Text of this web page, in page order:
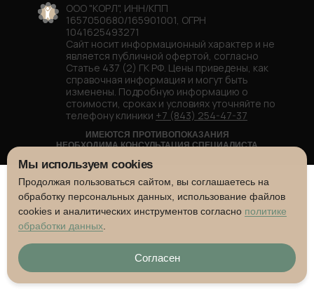
Мы используем cookies
Продолжая пользоваться сайтом, вы соглашаетесь на
обработку персональных данных, использование файлов
cookies и аналитических инструментов согласно политике
обработки данных
Согласен
ООО "КОРЛ", ИНН/КПП
1657050680/165901001, ОГРН
1041625493271
Сайт носит информационный характер и не
является публичной офертой, согласно
Статье 437 (2) ГК РФ. Цены приведены, как
справочная информация и могут быть
изменены. Подробную информацию о
стоимости, сроках и условиях уточняйте по
телефону клиники +7 (843) 254-47-37
ИМЕЮТСЯ ПРОТИВОПОКАЗАНИЯ
НЕОБХОДИМА КОНСУЛЬТАЦИЯ СПЕЦИАЛИСТА